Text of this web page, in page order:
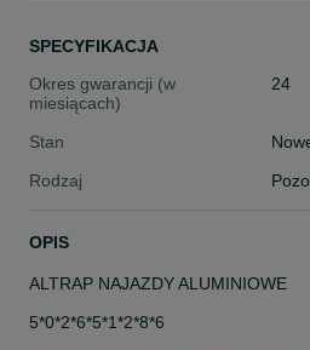
SPECYFIKACJA
Okres gwarancji (w
miesiącach)
24
Stan
Rodzaj
OPIS
ALTRAP NAJAZDY ALUMINIOWE
5*0*2*6*5*1*2*8*6